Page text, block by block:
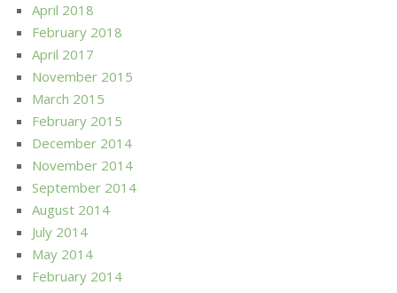
April 2018
February 2018
April 2017
November 2015
March 2015
February 2015
December 2014
November 2014
September 2014
August 2014
July 2014
May 2014
February 2014